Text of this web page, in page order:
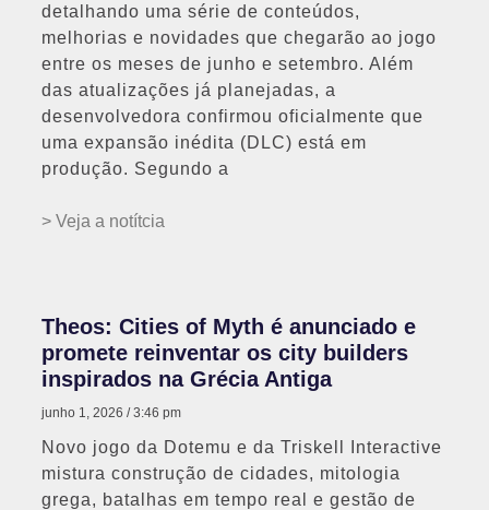
detalhando uma série de conteúdos,
melhorias e novidades que chegarão ao jogo
entre os meses de junho e setembro. Além
das atualizações já planejadas, a
desenvolvedora confirmou oficialmente que
uma expansão inédita (DLC) está em
produção. Segundo a
> Veja a notítcia
Theos: Cities of Myth é anunciado e
promete reinventar os city builders
inspirados na Grécia Antiga
junho 1, 2026 3:46 pm
Novo jogo da Dotemu e da Triskell Interactive
mistura construção de cidades, mitologia
grega, batalhas em tempo real e gestão de